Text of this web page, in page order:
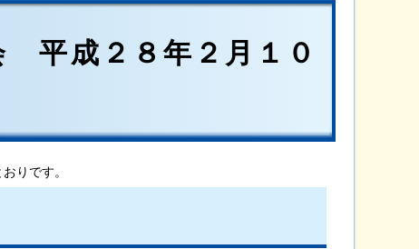
平成２８年２月１０
りです。